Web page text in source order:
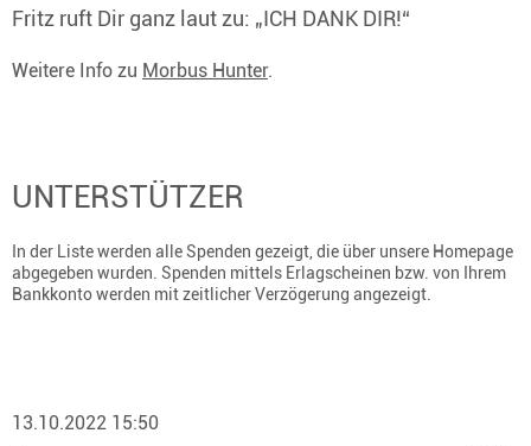
Fritz ruft Dir ganz laut zu: „ICH DANK DIR!“
Weitere Info zu Morbus Hunter.
UNTERSTÜTZER
In der Liste werden alle Spenden gezeigt, die über unsere Homepage
abgegeben wurden. Spenden mittels Erlagscheinen bzw. von Ihrem
Bankkonto werden mit zeitlicher Verzögerung angezeigt.
13.10.2022 15:50